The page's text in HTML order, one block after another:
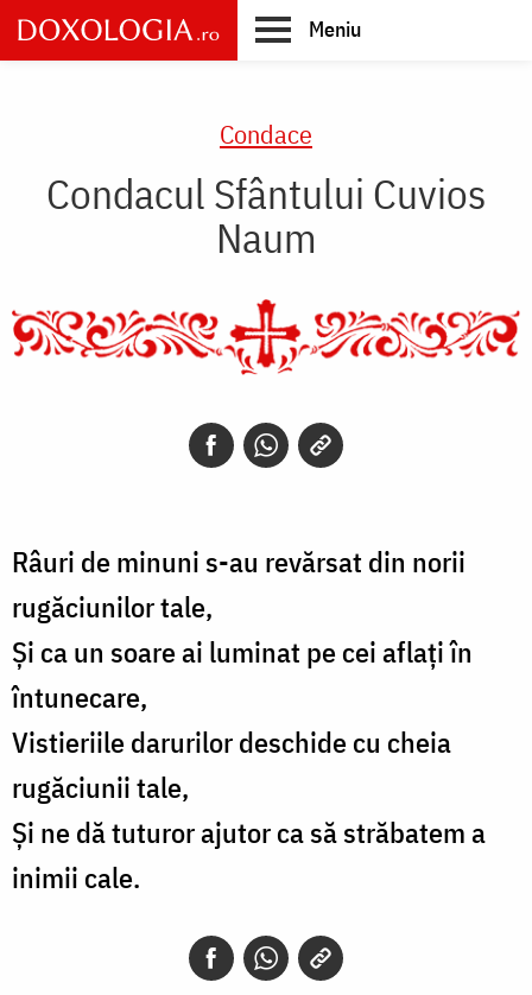
Skip
to
main
Meniu
Condace
Condacul Sfântului Cuvios
Naum
Râuri de minuni s-au revărsat din norii
rugăciunilor tale,
Şi ca un soare ai luminat pe cei aflaţi în
întunecare,
Vistieriile darurilor deschide cu cheia
rugăciunii tale,
Şi ne dă tuturor ajutor ca să străbatem a
inimii cale.